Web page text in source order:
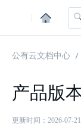
|
公有云文档中心
产品版
更新时间：2026-07-